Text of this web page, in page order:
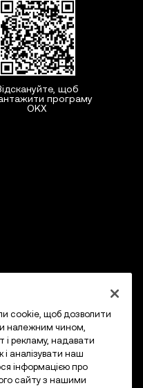
щоб
програму
OKX
cookie, щоб дозволити
належним чином,
і рекламу, надавати
і аналізувати наш
інформацією про
сайту з нашими